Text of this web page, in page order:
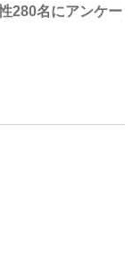
280名にアンケ